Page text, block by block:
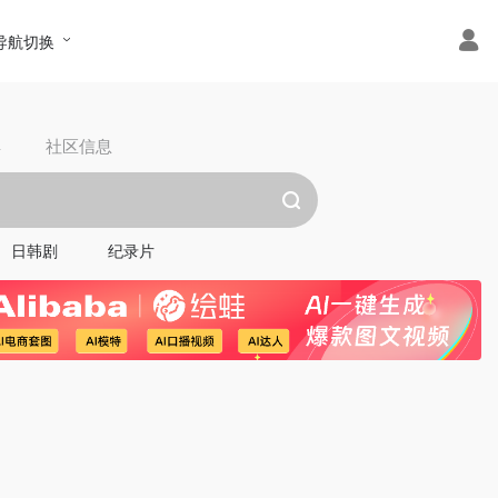
航切换
社区信息
日韩剧 纪录片